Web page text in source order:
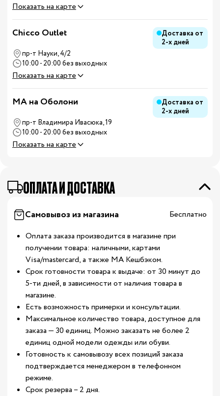
Показать на карте
Chicco Outlet
Доставка от
2-х дней
пр-т Науки, 4/2
10:00 - 20:00 без выходных
Показать на карте
MA на Оболони
Доставка от
2-х дней
пр-т Владимира Ивасюка, 19
10:00 - 20:00 без выходных
Показать на карте
ОПЛАТА И ДОСТАВКА
Самовывоз из магазина
Бесплатно
Оплата заказа производится в магазине при
получении товара: наличными, картами
Visa/mastercard, а также МА Кешбэком.
Срок готовности товара к выдаче: от 30 минут до
5-ти дней, в зависимости от наличия товара в
магазине.
Есть возможность примерки и консультации.
Максимальное количество товара, доступное для
заказа — 30 единиц. Можно заказать не более 2
единиц одной модели одежды или обуви.
Готовность к самовывозу всех позиций заказа
подтверждается менеджером в телефонном
режиме.
Срок резерва – 2 дня.